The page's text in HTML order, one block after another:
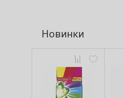
Новинки